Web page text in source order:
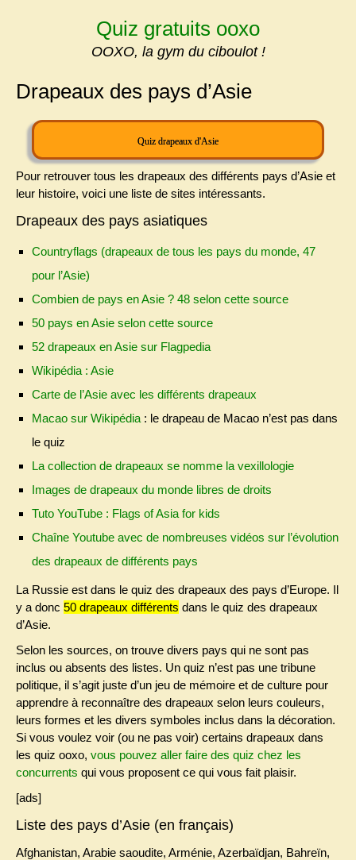
Quiz gratuits ooxo
OOXO, la gym du ciboulot !
Drapeaux des pays d’Asie
Quiz drapeaux d'Asie
Pour retrouver tous les drapeaux des différents pays d’Asie et
leur histoire, voici une liste de sites intéressants.
Drapeaux des pays asiatiques
Countryflags (drapeaux de tous les pays du monde, 47
pour l’Asie)
Combien de pays en Asie ? 48 selon cette source
50 pays en Asie selon cette source
52 drapeaux en Asie sur Flagpedia
Wikipédia : Asie
Carte de l’Asie avec les différents drapeaux
Macao sur Wikipédia : le drapeau de Macao n’est pas dans
le quiz
La collection de drapeaux se nomme la vexillologie
Images de drapeaux du monde libres de droits
Tuto YouTube : Flags of Asia for kids
Chaîne Youtube avec de nombreuses vidéos sur l’évolution
des drapeaux de différents pays
La Russie est dans le quiz des drapeaux des pays d’Europe. Il
y a donc 50 drapeaux différents dans le quiz des drapeaux
d’Asie.
Selon les sources, on trouve divers pays qui ne sont pas
inclus ou absents des listes. Un quiz n’est pas une tribune
politique, il s’agit juste d’un jeu de mémoire et de culture pour
apprendre à reconnaître des drapeaux selon leurs couleurs,
leurs formes et les divers symboles inclus dans la décoration.
Si vous voulez voir (ou ne pas voir) certains drapeaux dans
les quiz ooxo, vous pouvez aller faire des quiz chez les
concurrents qui vous proposent ce qui vous fait plaisir.
[ads]
Liste des pays d’Asie (en français)
Afghanistan, Arabie saoudite, Arménie, Azerbaïdjan, Bahreïn,